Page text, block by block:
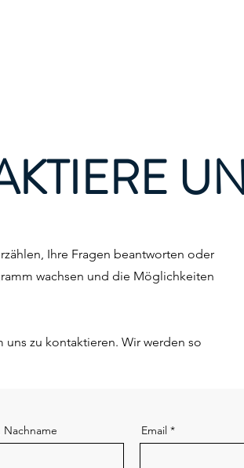
Ihre Fragen beantworten oder
wachsen und die Möglichkeiten
zu kontaktieren. Wir werden so
Nachname Email